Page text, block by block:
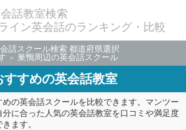
話教室検索
イン英会話のランキング・比較
話スクール検索 都道府県選択
巣鴨周辺の英会話スクール
すすめの英会話教室
の英会話スクールを比較できます。マンツー
に合った人気の英会話教室を口コミや満足度
ます。